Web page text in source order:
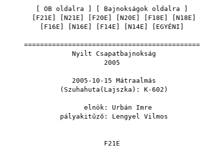
OB oldalra Bajnokságok oldalra
F21E N21E F20E N20E F18E N18E
F16E N16E F14E N14E EGYÉNI
============================================
Nyilt Csapatbajnokság
2005
2005-10-15 Mátraalmás
(Szuhahuta(Lajszka): K-602)
elnök: Urbán Imre
pályakitűző: Lengyel Vilmos
F21E